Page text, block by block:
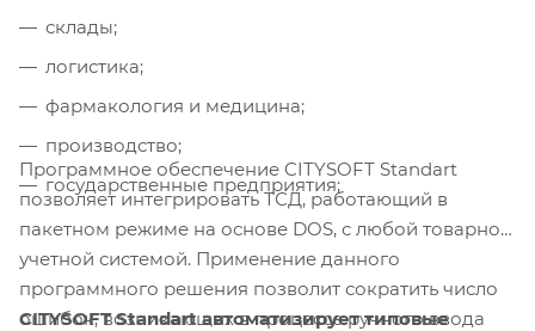
склады;
логистика;
фармакология и медицина;
производство;
государственные предприятия;
Программное обеспечение CITYSOFT Standart
позволяет интегрировать ТСД, работающий в
пакетном режиме на основе DOS, с любой товарно-
учетной системой. Применение данного
программного решения позволит сократить число
ошибок, возникающих в процессе ручного ввода
CITYSOFT Standart автоматизирует типовые